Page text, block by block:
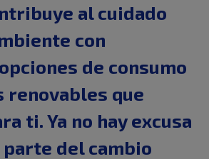
al cuidado
con
de consumo
renovables que
ti. Ya no hay excusa
del cambio